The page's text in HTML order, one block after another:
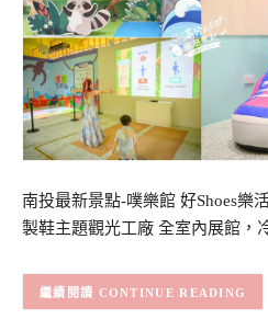
南投最新景點-噗樂館 好Shoes樂
製鞋主題觀光工廠 全室內展館，
CONTINUE READING